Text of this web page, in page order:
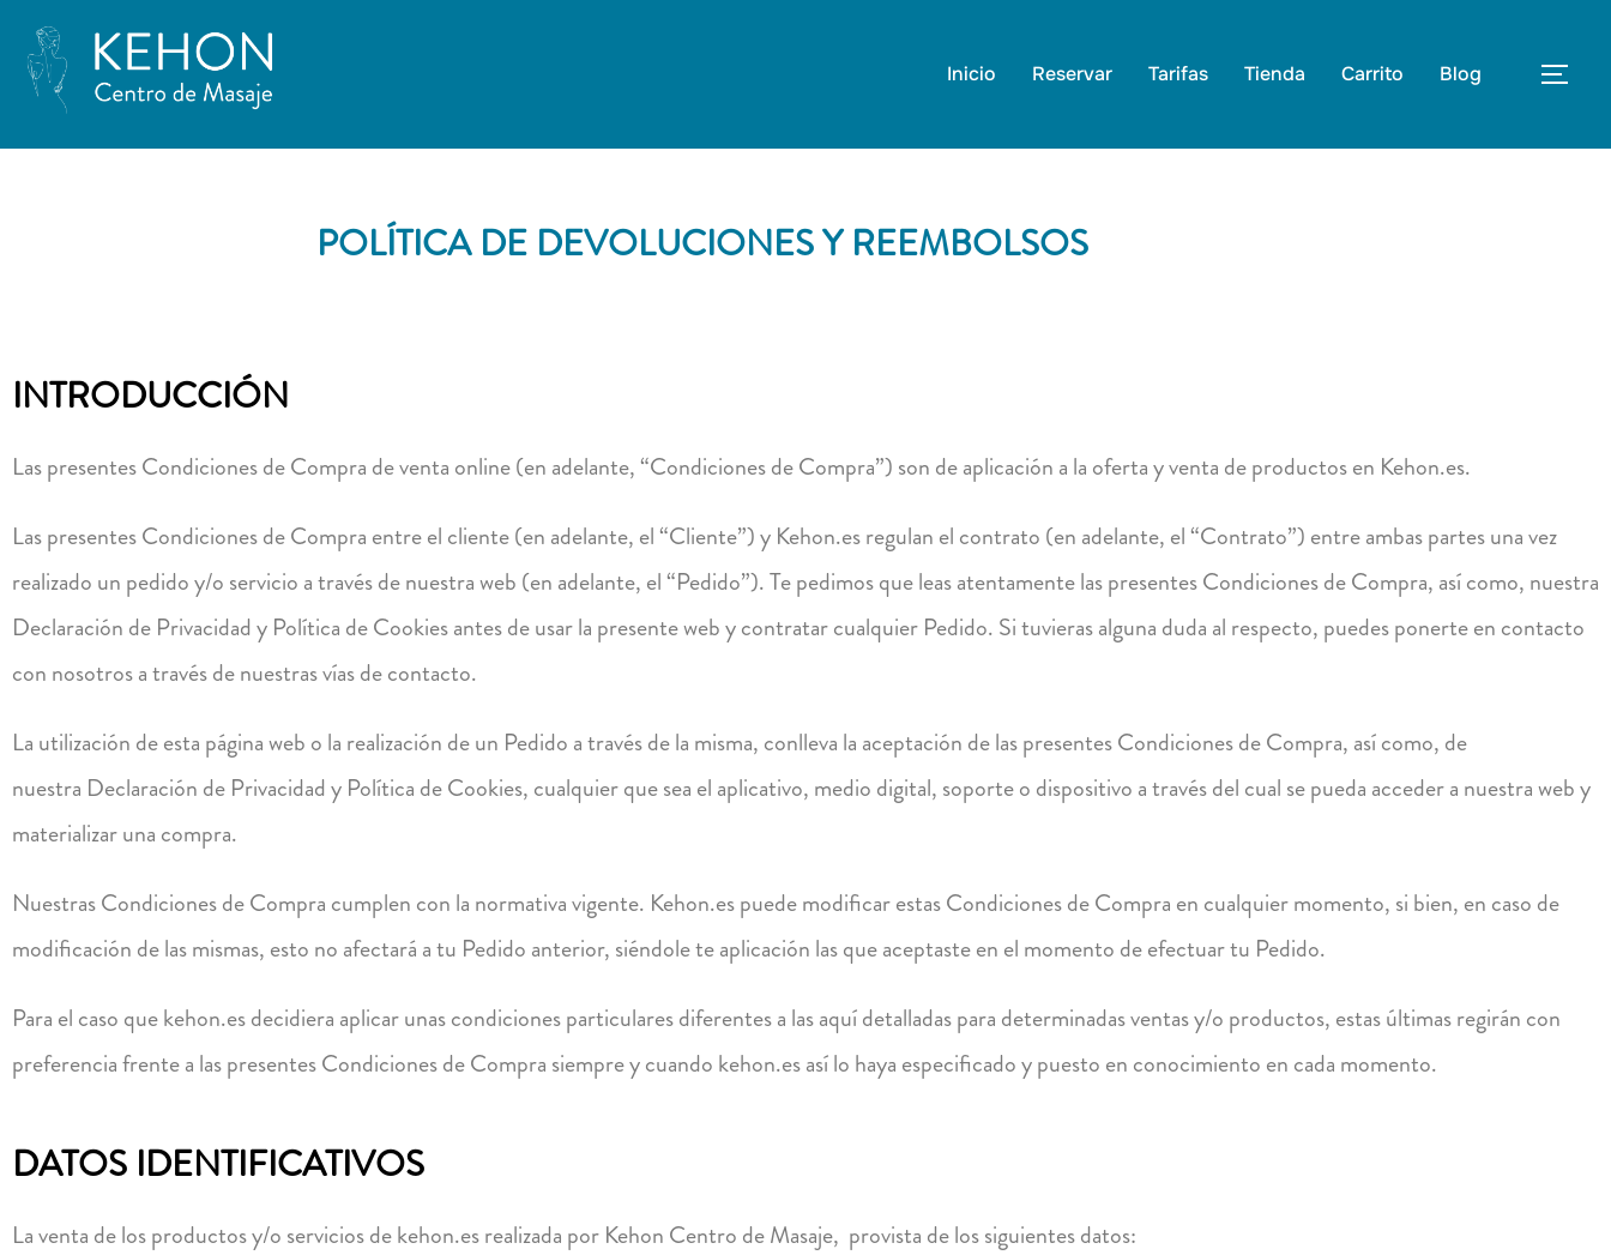
Inicio Reservar Tarifas Tienda Carrito Blog
POLÍTICA DE DEVOLUCIONES Y REEMBOLSOS
INTRODUCCIÓN
Las presentes Condiciones de Compra de venta online (en adelante, “Condiciones de Compra”) son de aplicación a la oferta y venta de productos en Kehon.es.
Las presentes Condiciones de Compra entre el cliente (en adelante, el “Cliente”) y Kehon.es regulan el contrato (en adelante, el “Contrato”) entre ambas partes una vez
realizado un pedido y/o servicio a través de nuestra web (en adelante, el “Pedido”). Te pedimos que leas atentamente las presentes Condiciones de Compra, así como, nuestra
Declaración de Privacidad y Política de Cookies antes de usar la presente web y contratar cualquier Pedido. Si tuvieras alguna duda al respecto, puedes ponerte en contacto
con nosotros a través de nuestras vías de contacto.
La utilización de esta página web o la realización de un Pedido a través de la misma, conlleva la aceptación de las presentes Condiciones de Compra, así como, de
nuestra Declaración de Privacidad y Política de Cookies, cualquier que sea el aplicativo, medio digital, soporte o dispositivo a través del cual se pueda acceder a nuestra web y
materializar una compra.
Nuestras Condiciones de Compra cumplen con la normativa vigente. Kehon.es puede modificar estas Condiciones de Compra en cualquier momento, si bien, en caso de
modificación de las mismas, esto no afectará a tu Pedido anterior, siéndole te aplicación las que aceptaste en el momento de efectuar tu Pedido.
Para el caso que kehon.es decidiera aplicar unas condiciones particulares diferentes a las aquí detalladas para determinadas ventas y/o productos, estas últimas regirán con
preferencia frente a las presentes Condiciones de Compra siempre y cuando kehon.es así lo haya especificado y puesto en conocimiento en cada momento.
DATOS IDENTIFICATIVOS
La venta de los productos y/o servicios de kehon.es realizada por Kehon Centro de Masaje, provista de los siguientes datos: